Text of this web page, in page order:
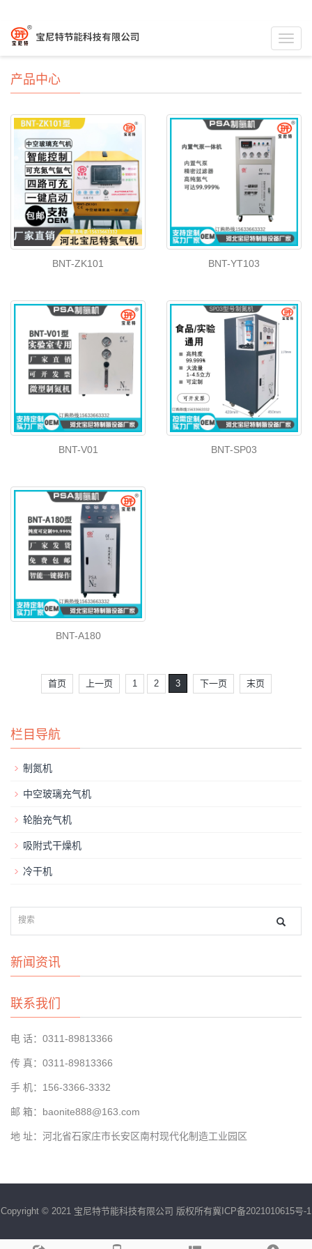
产品中心
BNT-ZK101 BNT-YT103
BNT-V01 BNT-SP03
BNT-A180
首页 上一页 1 2 3 下一页 末页
栏目导航
制氮机
中空玻璃充气机
轮胎充气机
吸附式干燥机
冷干机
新闻资讯
联系我们
电 话：0311-89813366
传 真：0311-89813366
手 机：156-3366-3332
邮 箱：baonite888@163.com
地 址：河北省石家庄市长安区南村现代化制造工业园区
Copyright © 2021 宝尼特节能科技有限公司 版权所有冀ICP备2021010615号-1